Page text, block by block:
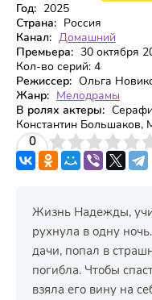
Год: 2025
Страна: Россия
Канал: Домашний
Премьера: 30 октября
Кол-во серий: 4
Режиссер: Ольга
Жанр: Мелодрамы
В ролях актеры:
Константин Большаков,
0
4 5 6 7 8 9 10
Жизнь Надежды,
рухнула в одну
дачи, попал в
погибла. Чтобы
взяла его вину на